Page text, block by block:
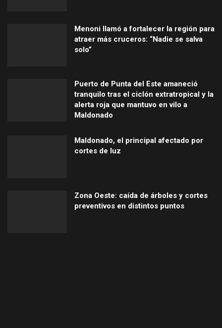
Menoni llamó a fortalecer la región para
atraer más cruceros: “Nadie se salva
solo”
Puerto de Punta del Este amaneció
tranquilo tras el ciclón extratropical y la
alerta roja que mantuvo en vilo a
Maldonado
Maldonado, el principal afectado por
cortes de luz
Zona Oeste: caída de árboles y cortes
preventivos en distintos puntos